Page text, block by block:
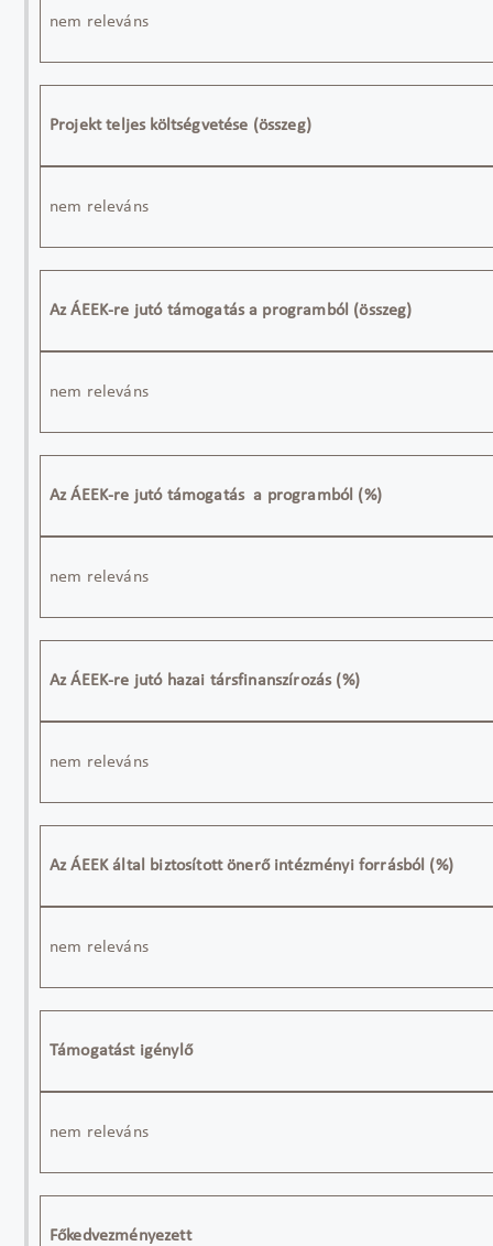
nem releváns
Projekt teljes költségvetése (összeg)
nem releváns
Az ÁEEK-re jutó támogatás a programból (összeg)
nem releváns
Az ÁEEK-re jutó támogatás a programból (%)
nem releváns
Az ÁEEK-re jutó hazai társfinanszírozás (%)
nem releváns
Az ÁEEK által biztosított önerő intézményi forrásból (%)
nem releváns
Támogatást igénylő
nem releváns
Főkedvezményezett